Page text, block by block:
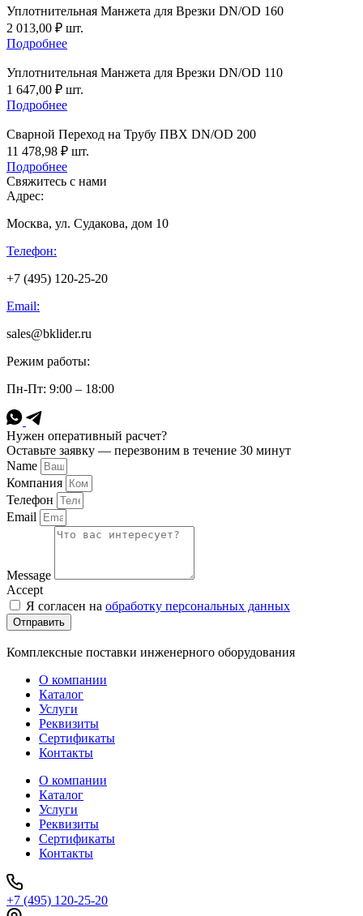
Уплотнительная Манжета для Врезки DN/OD 160
2 013,00 ₽ шт.
Подробнее
Уплотнительная Манжета для Врезки DN/OD 110
1 647,00 ₽ шт.
Подробнее
Сварной Переход на Трубу ПВХ DN/OD 200
11 478,98 ₽ шт.
Подробнее
Свяжитесь с нами
Адрес:
Москва, ул. Судакова, дом 10
Телефон:
+7 (495) 120-25-20
Email:
sales@bklider.ru
Режим работы:
Пн-Пт: 9:00 – 18:00
Нужен оперативный расчет?
Оставьте заявку — перезвоним в течение 30 минут
Name
Компания
Телефон
Email
Message
Accept
Я согласен на обработку персональных данных
Отправить
Комплексные поставки инженерного оборудования
О компании
Каталог
Услуги
Реквизиты
Сертификаты
Контакты
О компании
Каталог
Услуги
Реквизиты
Сертификаты
Контакты
+7 (495) 120-25-20